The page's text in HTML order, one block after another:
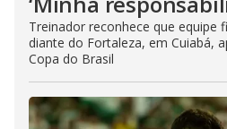
Treinador reconhece que equipe
diante do Fortaleza, em Cuiabá,
Copa do Brasil